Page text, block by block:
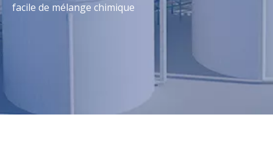
facile de mélange chimique